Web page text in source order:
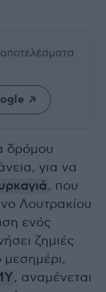
δρόμου
για να
, που
Λουτρακίου
ενός
ζημιές
, αναμένεται